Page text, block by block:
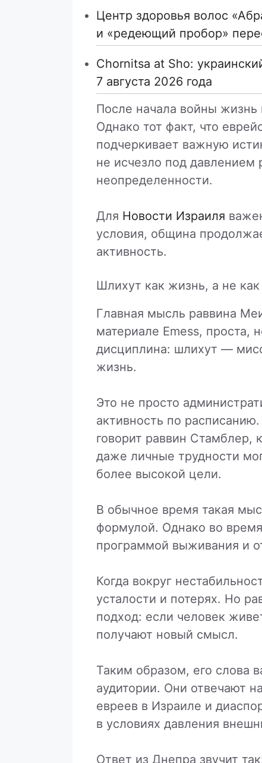
Центр здоровья волос
и «редеющий пробор»
Chornitsa at Sho:
7 августа 2026 года
После начала войны жизнь
Однако тот факт, что
подчеркивает важную
не исчезло под давлением
неопределенности.
Для Новости Израиля
условия, община
активность.
Шлихут как жизнь, а не как
Главная мысль раввина
материале Emess, проста,
дисциплина: шлихут —
жизнь.
Это не просто
активность по
говорит раввин Стамблер,
даже личные трудности
более высокой цели.
В обычное время такая
формулой. Однако во
программой выживания и
Когда вокруг
усталости и потерях. Но
подход: если человек
получают новый смысл.
Таким образом, его слова
аудитории. Они отвечают
евреев в Израиле и
в условиях давления
Ответ из Днепра звучит